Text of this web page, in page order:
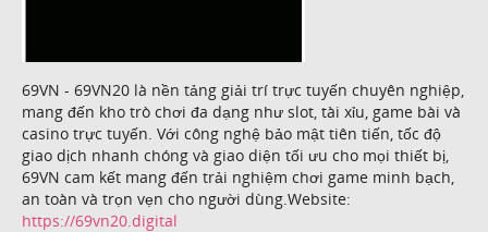
69VN - 69VN20 là nền tảng giải trí trực tuyến chuyên nghiệp,
mang đến kho trò chơi đa dạng như slot, tài xỉu, game bài và
casino trực tuyến. Với công nghệ bảo mật tiên tiến, tốc độ
giao dịch nhanh chóng và giao diện tối ưu cho mọi thiết bị,
69VN cam kết mang đến trải nghiệm chơi game minh bạch,
an toàn và trọn vẹn cho người dùng.Website:
https://69vn20.digital